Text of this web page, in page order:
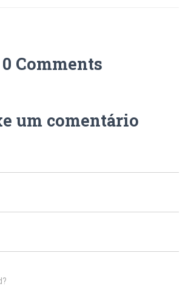
0 Comments
um comentário